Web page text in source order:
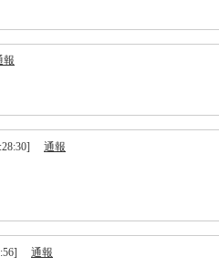
報
通報
通報